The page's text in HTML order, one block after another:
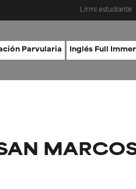
Lirmi estudiante
Parvularia Inglés Full